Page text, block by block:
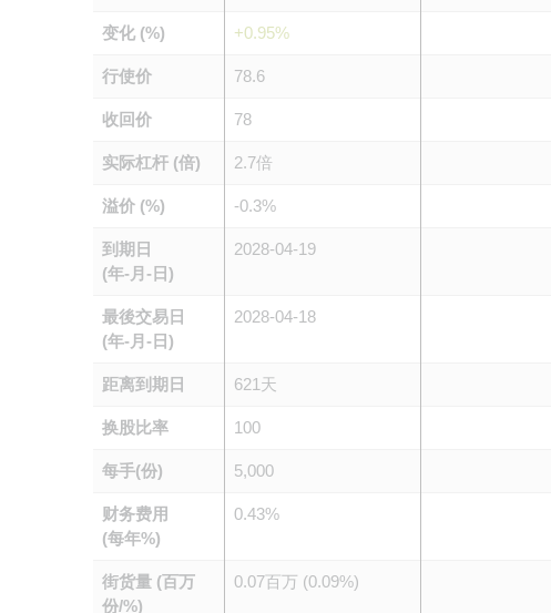
变化 (%) +0.95%
行使价 78.6
收回价 78
实际杠杆 (倍) 2.7倍
溢价 (%) -0.3%
到期日
(年-月-日)
2028-04-19
最後交易日
(年-月-日)
2028-04-18
距离到期日 621天
换股比率 100
每手(份) 5,000
财务费用
(每年%)
0.43%
街货量 (百万
份/%)
0.07百万 (0.09%)